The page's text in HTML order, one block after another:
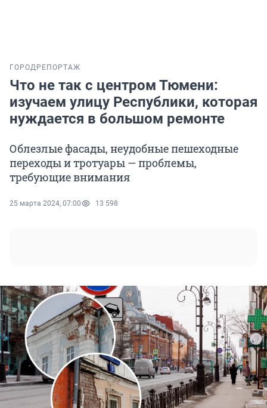
ГОРОД РЕПОРТАЖ
Что не так с центром Тюмени:
изучаем улицу Республики, которая
нуждается в большом ремонте
Облезлые фасады, неудобные пешеходные
переходы и тротуары — проблемы,
требующие внимания
25 марта 2024, 07:00 13 598